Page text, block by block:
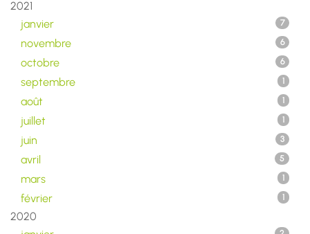
2021
janvier
7
novembre 6
octobre 6
septembre 1
août 1
juillet 1
juin 3
avril 5
mars 1
février 1
2020